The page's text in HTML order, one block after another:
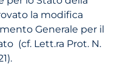
la modifica
Generale per il
(cf. Lett.ra Prot. N.